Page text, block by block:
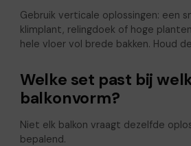
Gebruik verticale oplossingen: een
klimplant, relingdoek of hoge
hele vloer vol brede bakken. Houd
Welke set past bij
balkonvorm?
Niet elk balkon vraagt dezelfde
bepalend.